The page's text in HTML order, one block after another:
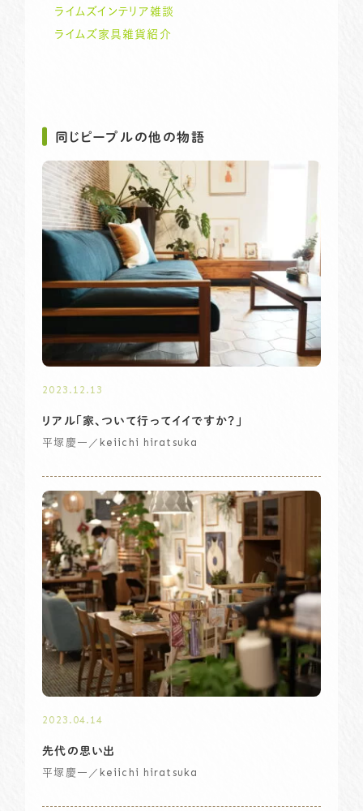
ライムズインテリア雑談
ライムズ家具雑貨紹介
同じピープルの他の物語
リアル「家、ついて行ってイイですか？」
平塚慶一 ／keiichi hiratsuka
2023.12.13
先代の思い出
平塚慶一 ／keiichi hiratsuka
2023.04.14